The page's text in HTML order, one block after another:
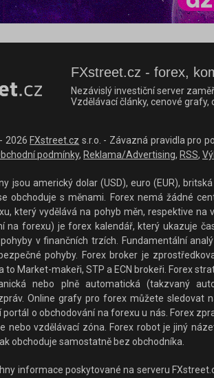
FXstreet.cz - forex,
Nezávislý investiční server
Vzdělávací články, cenové
2026 FXstreet.cz s.r.o. - Závazná pravidla pro
podmínky, Reklama/Advertising, RSS,
jsou americký dolar (USD), euro (EUR),
obchoduje s měnami. Forex nemá žádné
který vydělává na pohyb měn, respektive
na forexu) je forex kalendář, který ukazuje
v finančních trzích. Fundamentální
pohyby. Forex broker je
to Market-makeři, STP a ECN brokeři. Forex
nebo plně automatická (takzvaný
Online grafy pro forex můžete sledovat
portál o obchodování na forexu u nás. Forex
nebo vzdělávací zóna. Forex robot je jiný
obchoduje samostatně bez obchodníka.
informace poskytované na serveru